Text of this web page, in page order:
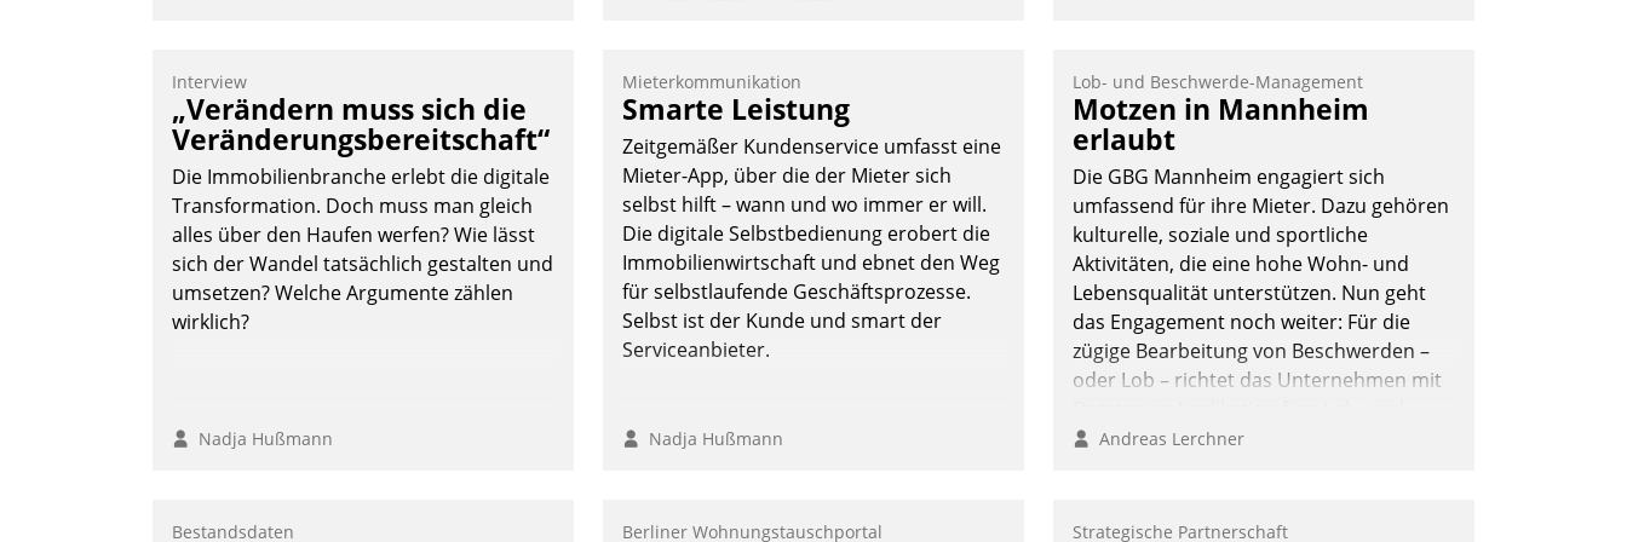
AktivBo und Datatrain kooperieren –
Immobilienunternehmen profitieren: Die
nahtlose Integration der Lösungen von
AktivBo und Datatrain ermöglicht
automatisiert ausgelöste, zielgerichtete
Mieterbefragungen – eine starke
Grundlage für intelligente, datengestützte
Entscheidungen.
Interview
„Verändern muss sich die
Veränderungsbereitschaft“
Die Immobilienbranche erlebt die digitale
Transformation. Doch muss man gleich
alles über den Haufen werfen? Wie lässt
sich der Wandel tatsächlich gestalten und
umsetzen? Welche Argumente zählen
wirklich?
Nadja Hußmann
Mieterkommunikation
Smarte Leistung
Zeitgemäßer Kundenservice umfasst eine
Mieter-App, über die der Mieter sich
selbst hilft – wann und wo immer er will.
Die digitale Selbstbedienung erobert die
Immobilienwirtschaft und ebnet den Weg
für selbstlaufende Geschäftsprozesse.
Selbst ist der Kunde und smart der
Serviceanbieter.
Nadja Hußmann
Lob- und Beschwerde-Management
Motzen in Mannheim
erlaubt
Die GBG Mannheim engagiert sich
umfassend für ihre Mieter. Dazu gehören
kulturelle, soziale und sportliche
Aktivitäten, die eine hohe Wohn- und
Lebensqualität unterstützen. Nun geht
das Engagement noch weiter: Für die
zügige Bearbeitung von Beschwerden –
oder Lob – richtet das Unternehmen mit
Beschwerde-Management einen eigenen
Andreas Lerchner
Bestandsdaten Berliner Wohnungstauschportal Strategische Partnerschaft